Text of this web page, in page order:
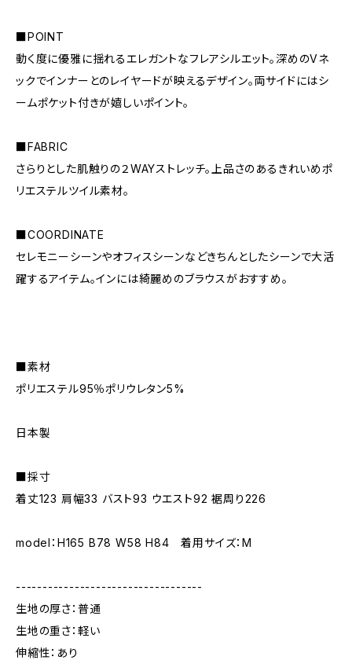
■POINT
動く度に優雅に揺れるエレガントなフレアシルエット。深めのVネ
ックでインナーとのレイヤードが映えるデザイン。両サイドにはシ
ームポケット付きが嬉しいポイント。
■FABRIC
さらりとした肌触りの２WAYストレッチ。上品さのあるきれいめポ
リエステルツイル素材。
■COORDINATE
セレモニーシーンやオフィスシーンなどきちんとしたシーンで大活
躍するアイテム。インには綺麗めのブラウスがおすすめ。
■素材
ポリエステル95％ポリウレタン5%
日本製
■採寸
着丈123 肩幅33 バスト93 ウエスト92 裾周り226
model：H165 B78 W58 H84 着用サイズ：M
-----------------------------------
生地の厚さ：普通
生地の重さ：軽い
伸縮性：あり